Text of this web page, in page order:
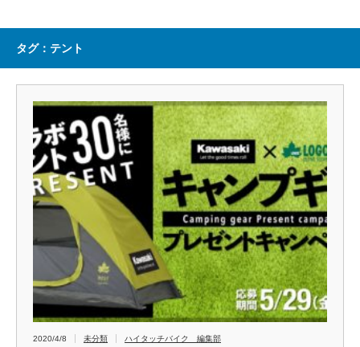
タグ：テント
2020/4/8 未分類 ハイタッチバイク 編集部